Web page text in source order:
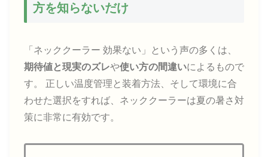
方を知らないだけ
「ネッククーラー 効果ない」という声の多くは、
期待値と現実のズレや使い方の間違いによるもので
す。 正しい温度管理と装着方法、そして環境に合
わせた選択をすれば、ネッククーラーは夏の暑さ対
策に非常に有効です。